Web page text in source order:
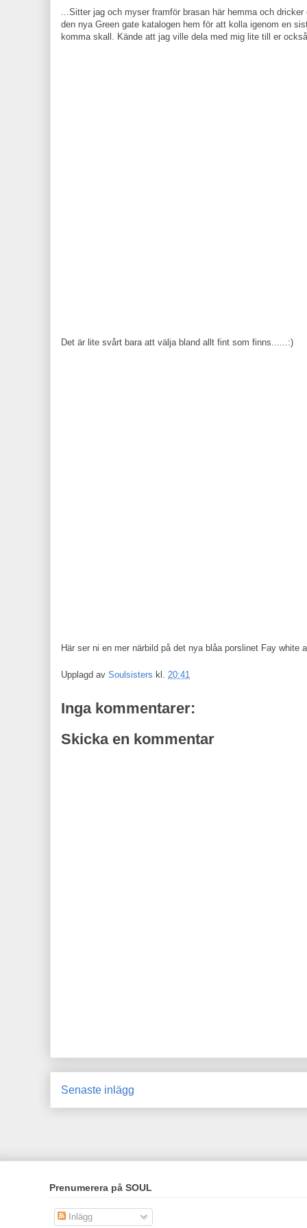
...Sitter jag och myser framför brasan här hemma och
den nya Green gate katalogen hem för att kolla igenom en
komma skall. Kände att jag ville dela med mig lite till er
Det är lite svårt bara att välja bland allt fint som finns......:)
Här ser ni en mer närbild på det nya blåa porslinet Fay
Upplagd av Soulsisters kl. 20:41
Inga kommentarer:
Skicka en kommentar
Senaste inlägg
Prenumerera på SOUL
Inlägg